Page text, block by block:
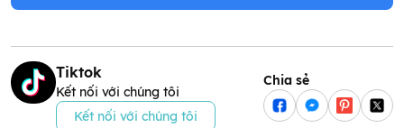
Tiktok
Kết nối với chúng tôi
Kết nối với chúng tôi
Chia sẻ